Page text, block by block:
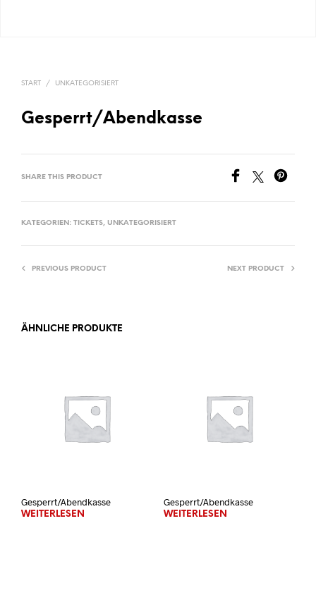
START / UNKATEGORISIERT
Gesperrt/Abendkasse
SHARE THIS PRODUCT
KATEGORIEN: TICKETS, UNKATEGORISIERT
PREVIOUS PRODUCT NEXT PRODUCT
ÄHNLICHE PRODUKTE
Gesperrt/Abendkasse
WEITERLESEN
Gesperrt/Abendkasse
WEITERLESEN